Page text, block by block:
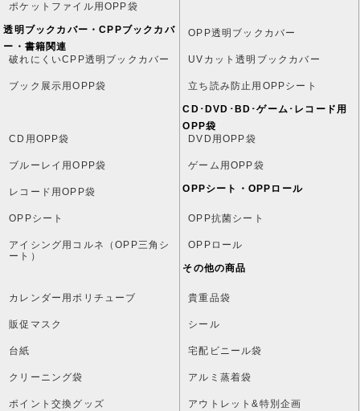
ポケットファイル用OPP袋
透明ブックカバー・CPPブックカバ
ー・書籍関連
OPP透明ブックカバー
破れにくいCPP透明ブックカバー UVカット透明ブックカバー
ブック展示用OPP袋 立ち読み防止用OPPシート
CD･DVD･BD･ゲーム･レコード用
OPP袋
CD用OPP袋
DVD用OPP袋
ブルーレイ用OPP袋 ゲーム用OPP袋
レコード用OPP袋 OPPシート・OPPロール
OPPシート OPP抗菌シート
アイシング用コルネ（OPP三角シ
ート）
OPPロール
その他の商品
カレンダー用ポリチューブ 貴重品袋
販促マスク シール
台紙 宅配ビニール袋
クリーニング袋 アルミ蒸着袋
ポイント交換グッズ アウトレット&特別企画